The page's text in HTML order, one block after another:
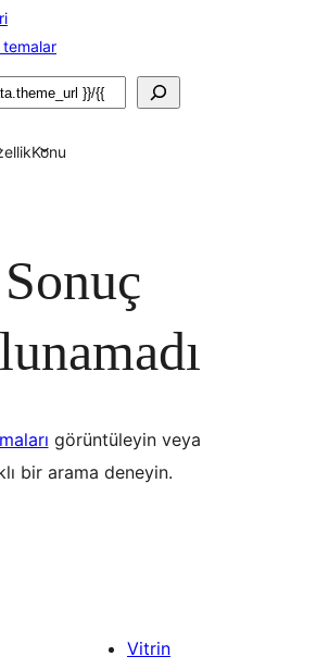
temalar
Konu
Sonuç
görüntüleyin veya
bir arama deneyin.
Vitrin